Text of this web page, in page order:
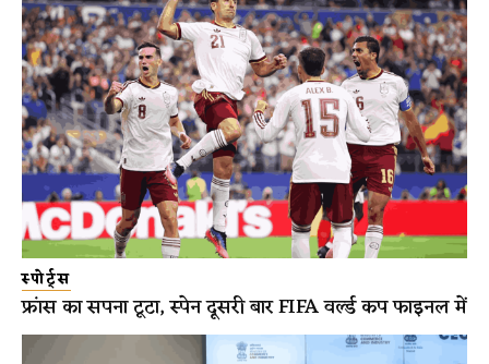
स्पोर्ट्स
फ्रांस का सपना टूटा, स्पेन दूसरी बार FIFA वर्ल्ड कप फाइनल में